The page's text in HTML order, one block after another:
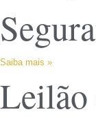
Saiba mais »
Leilão